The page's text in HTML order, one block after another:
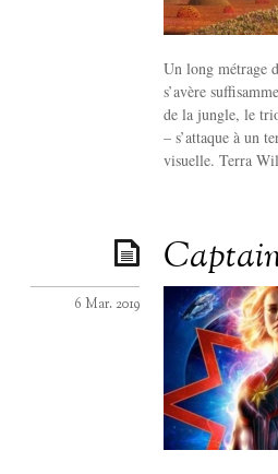
Un long métrage
s’avère
de la jungle, le
– s’attaque à un
visuelle. Terra
6 Mar. 2019